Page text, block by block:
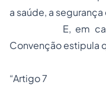
a saúde, a
E, em caráter
Convenção estipula
“Artigo 7